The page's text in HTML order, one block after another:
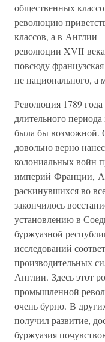
общественных
революцию
классов, а в Англии
революции XVII
повсюду
не национального, а
Революция 1789
длительного
была бы возможной.
довольно верно
колониальных войн
империй Франции,
раскинувшихся во
закончилось
установлению в
буржуазной
исследований
производительных
Англии. Здесь этот
промышленной
очень бурно. В
получил развитие,
буржуазия